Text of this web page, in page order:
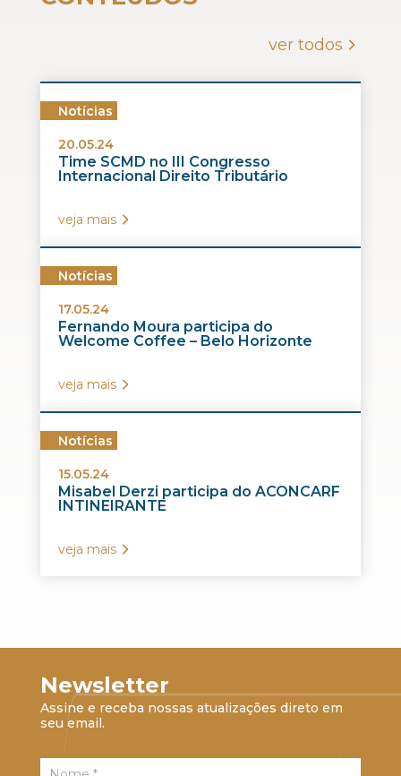
ver todos
Notícias
20.05.24
Time SCMD no III Congresso
Internacional Direito Tributário
veja mais
Notícias
17.05.24
Fernando Moura participa do
Welcome Coffee – Belo Horizonte
veja mais
Notícias
15.05.24
Misabel Derzi participa do ACONCARF
INTINEIRANTE
veja mais
Newsletter
Assine e receba nossas atualizações direto em
seu email.